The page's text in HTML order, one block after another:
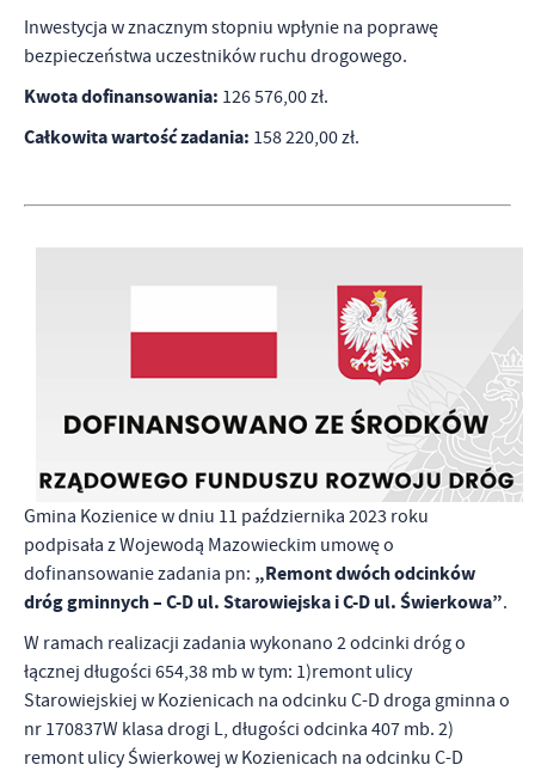
Inwestycja w znacznym stopniu wpłynie na poprawę
bezpieczeństwa uczestników ruchu drogowego.
Kwota dofinansowania: 126 576,00 zł.
Całkowita wartość zadania: 158 220,00 zł.
Gmina Kozienice w dniu 11 października 2023 roku
podpisała z Wojewodą Mazowieckim umowę o
dofinansowanie zadania pn: „Remont dwóch odcinków
dróg gminnych – C-D ul. Starowiejska i C-D ul. Świerkowa”.
W ramach realizacji zadania wykonano 2 odcinki dróg o
łącznej długości 654,38 mb w tym: 1)remont ulicy
Starowiejskiej w Kozienicach na odcinku C-D droga gminna o
nr 170837W klasa drogi L, długości odcinka 407 mb. 2)
remont ulicy Świerkowej w Kozienicach na odcinku C-D